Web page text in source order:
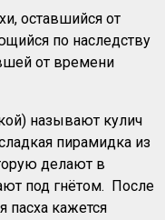
оставшийся от
по наследству
от времени
называют кулич
пирамидка из
делают в
под гнётом. После
пасха кажется